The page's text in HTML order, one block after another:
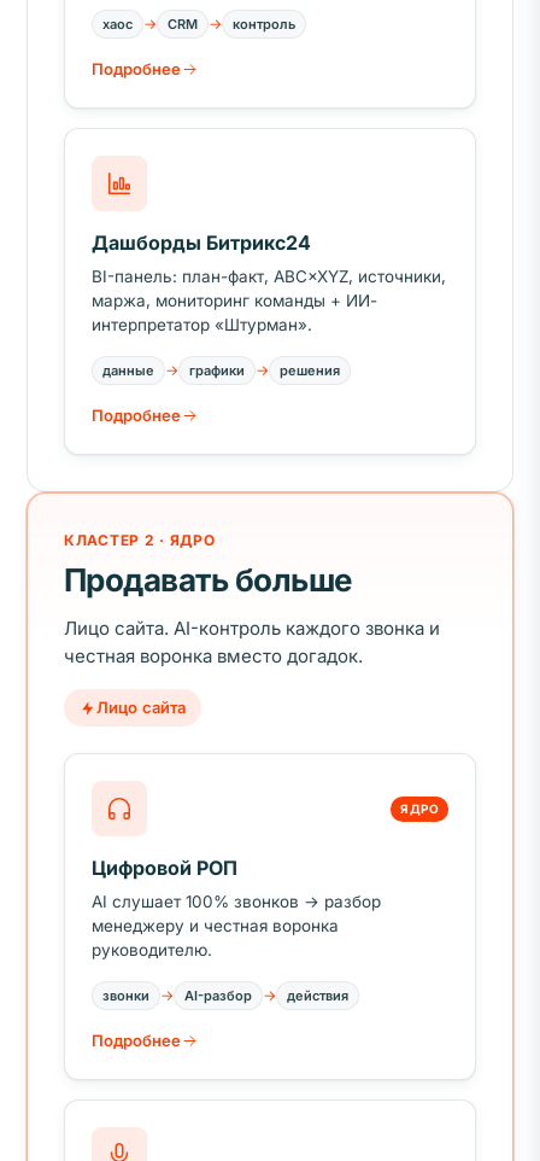
хаос → CRM → контроль
Подробнее
Дашборды Битрикс24
BI-панель: план-факт, ABC×XYZ, источники,
маржа, мониторинг команды + ИИ-
интерпретатор «Штурман».
данные → графики → решения
Подробнее
КЛАСТЕР 2 · ЯДРО
Продавать больше
Лицо сайта. AI-контроль каждого звонка и
честная воронка вместо догадок.
Лицо сайта
ЯДРО
Цифровой РОП
AI слушает 100% звонков → разбор
менеджеру и честная воронка
руководителю.
звонки → AI-разбор → действия
Подробнее